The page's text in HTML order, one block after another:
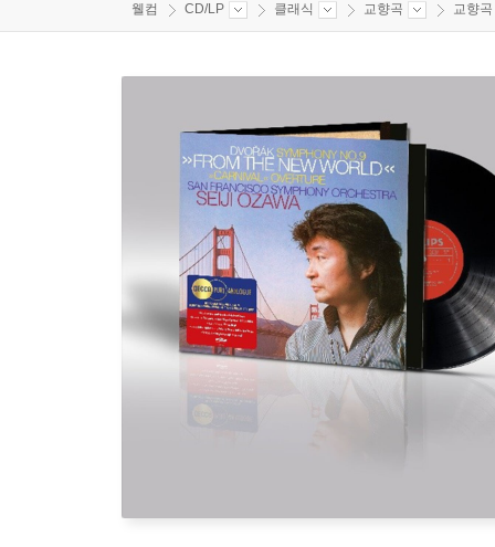
웰컴 CD/LP 클래식 교향곡 교향